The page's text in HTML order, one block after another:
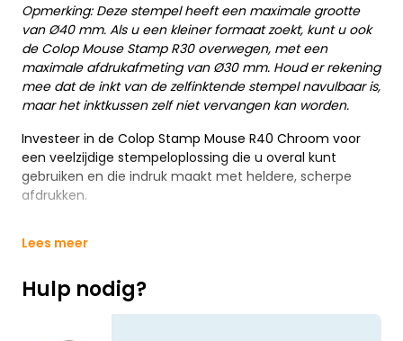
Opmerking: Deze stempel heeft een maximale grootte
van Ø40 mm. Als u een kleiner formaat zoekt, kunt u ook
de Colop Mouse Stamp R30 overwegen, met een
maximale afdrukafmeting van Ø30 mm. Houd er rekening
mee dat de inkt van de zelfinktende stempel navulbaar is,
maar het inktkussen zelf niet vervangen kan worden.
Investeer in de Colop Stamp Mouse R40 Chroom voor
een veelzijdige stempeloplossing die u overal kunt
gebruiken en die indruk maakt met heldere, scherpe
afdrukken.
Lees meer
Hulp nodig?